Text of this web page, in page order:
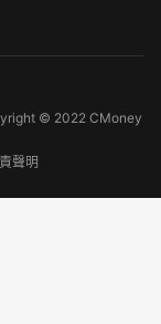
© 2022 CMoney
聲明